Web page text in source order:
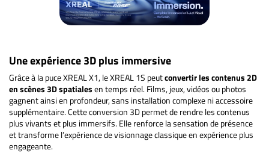
Une expérience 3D plus immersive
Grâce à la puce XREAL X1, le XREAL 1S peutconvertir les contenus 2D
en scènes 3D spatialesen temps réel. Films, jeux, vidéos ou photos
gagnent ainsi en profondeur, sans installation complexe ni accessoire
supplémentaire. Cette conversion 3D permet de rendre les contenus
plus vivants et plus immersifs. Elle renforce la sensation de présence
et transforme l’expérience de visionnage classique en expérience plus
engageante.